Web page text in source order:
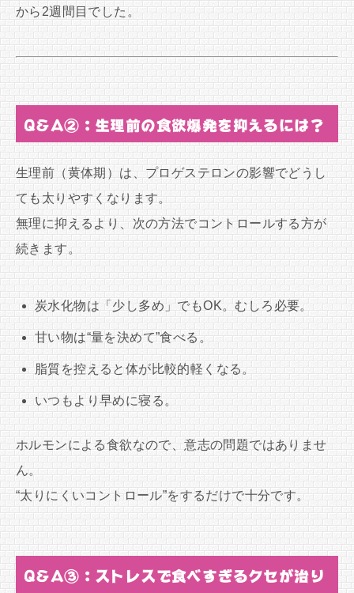
から2週間目でした。
Q&A②：生理前の食欲爆発を抑えるには？
生理前（黄体期）は、プロゲステロンの影響でどうし
ても太りやすくなります。
無理に抑えるより、次の方法でコントロールする方が
続きます。
炭水化物は「少し多め」でもOK。むしろ必要。
甘い物は“量を決めて”食べる。
脂質を控えると体が比較的軽くなる。
いつもより早めに寝る。
ホルモンによる食欲なので、意志の問題ではありませ
ん。
“太りにくいコントロール”をするだけで十分です。
Q&A③：ストレスで食べすぎるクセが治り